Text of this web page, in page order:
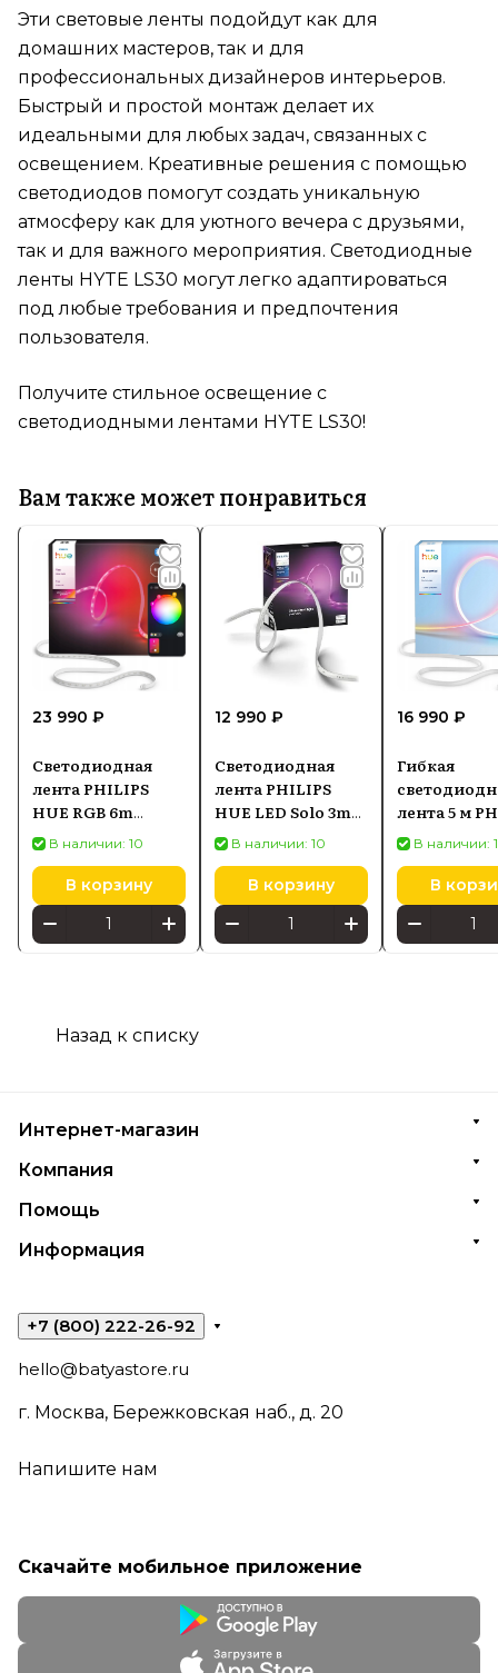
Эти световые ленты подойдут как для
домашних мастеров, так и для
профессиональных дизайнеров интерьеров.
Быстрый и простой монтаж делает их
идеальными для любых задач, связанных с
освещением. Креативные решения с помощью
светодиодов помогут создать уникальную
атмосферу как для уютного вечера с друзьями,
так и для важного мероприятия. Светодиодные
ленты HYTE LS30 могут легко адаптироваться
под любые требования и предпочтения
пользователя.
Получите стильное освещение с
светодиодными лентами HYTE LS30!
Вам также может понравиться
23 990 ₽
Светодиодная
лента PHILIPS
HUE RGB 6m
929004610702
В наличии: 10
В корзину
12 990 ₽
Светодиодная
лента PHILIPS
HUE LED Solo 3m
929003816902
В наличии: 10
В корзину
16 990 ₽
Гибкая
лента 5 м
Hue
Flex
В наличии:
В
Назад к списку
Интернет-магазин
Компания
Помощь
Информация
+7 (800) 222-26-92
hello@batyastore.ru
г. Москва, Бережковская наб., д. 20
Напишите нам
Скачайте мобильное приложение